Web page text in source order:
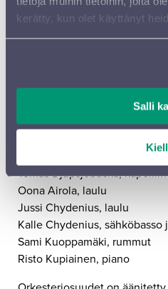
kerätty, kun olet käyttänyt
Salli
san. V. A. Koskenniemi – sov.
Kupiainen
san. trad. – sov. Sampo
Kaikki sävellykset Kaj
Tomas Djupsjöbacka,
Oona Airola, laulu
Jussi Chydenius, laulu
Kalle Chydenius, sähköbasso
Sami Kuoppamäki, rummut
Risto Kupiainen, piano